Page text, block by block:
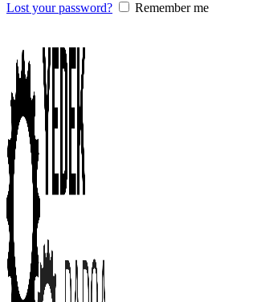
Lost your password?
Remember me